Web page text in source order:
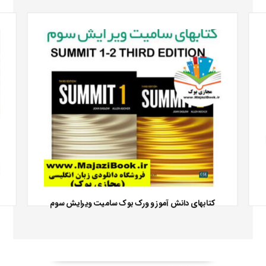
کتابهای دانش آموز و ورک بوک سامیت ویرایش سوم